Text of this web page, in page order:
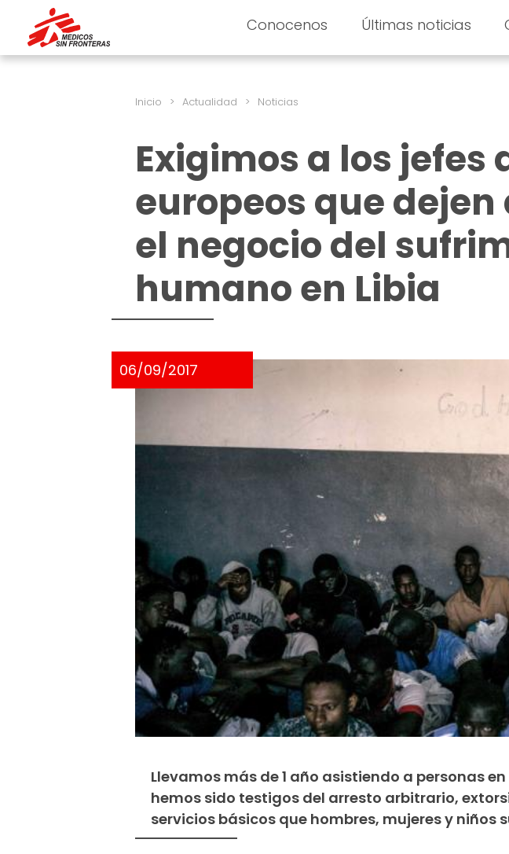
Conocenos Últimas noticias
Inicio > Actualidad > Noticias
Exigimos a los jefes
europeos que
el negocio del
humano en Libia
06/09/2017
Llevamos más de 1 año asistiendo a personas
hemos sido testigos del arresto arbitrario,
servicios básicos que hombres, mujeres y niños